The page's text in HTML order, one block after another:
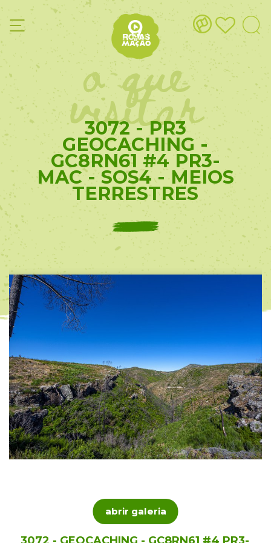
o que
visitar
3072 - PR3
GEOCACHING -
GC8RN61 #4 PR3-
MAC - SOS4 - MEIOS
TERRESTRES
abrir galeria